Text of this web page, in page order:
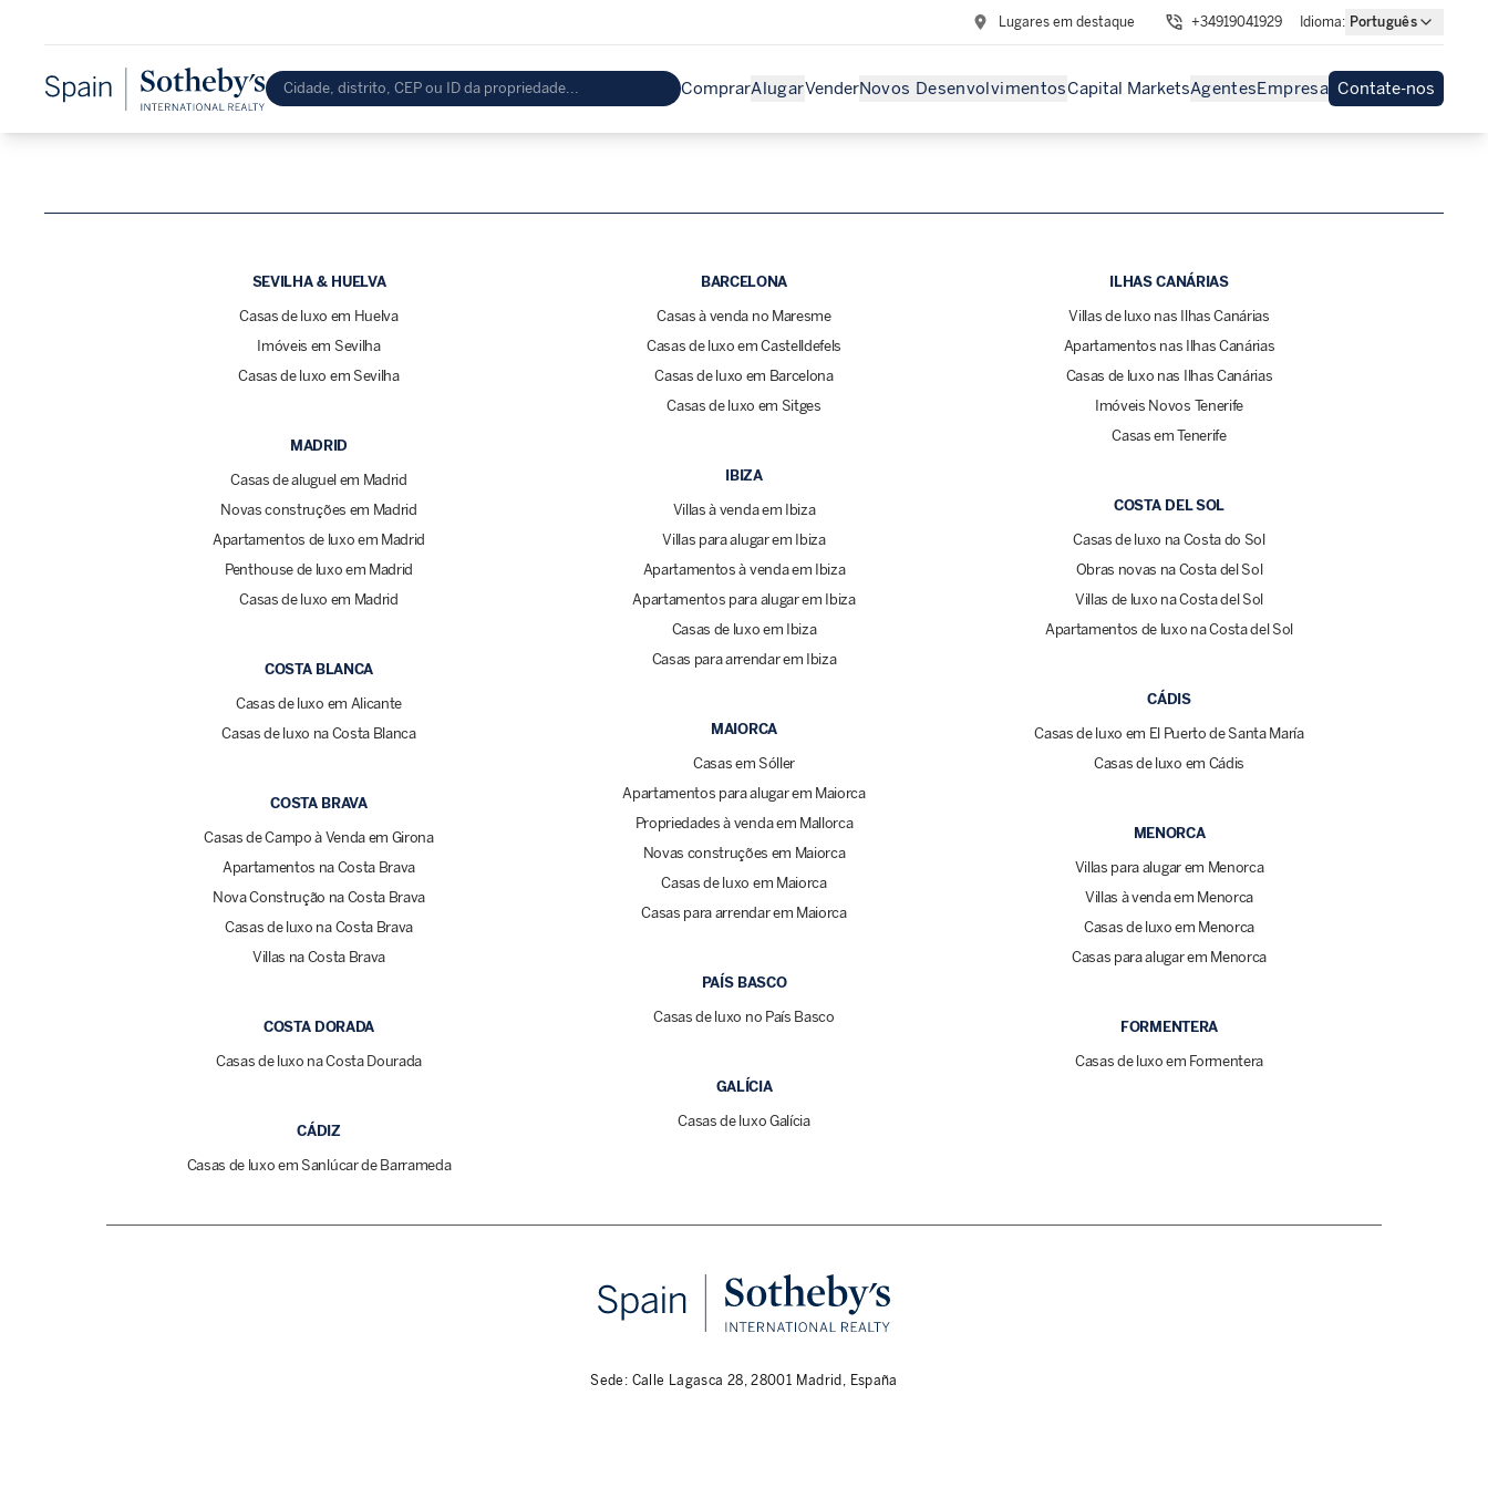
Lugares em destaque +34919041929 Idioma: Português
ComprarAlugarVenderNovos DesenvolvimentosCapital MarketsAgentesEmpresa Contate-nos
SEVILHA & HUELVA
Casas de luxo em Huelva
Imóveis em Sevilha
Casas de luxo em Sevilha
MADRID
Casas de aluguel em Madrid
Novas construções em Madrid
Apartamentos de luxo em Madrid
Penthouse de luxo em Madrid
Casas de luxo em Madrid
COSTA BLANCA
Casas de luxo em Alicante
Casas de luxo na Costa Blanca
COSTA BRAVA
Casas de Campo à Venda em Girona
Apartamentos na Costa Brava
Nova Construção na Costa Brava
Casas de luxo na Costa Brava
Villas na Costa Brava
COSTA DORADA
Casas de luxo na Costa Dourada
CÁDIZ
Casas de luxo em Sanlúcar de Barrameda
BARCELONA
Casas à venda no Maresme
Casas de luxo em Castelldefels
Casas de luxo em Barcelona
Casas de luxo em Sitges
IBIZA
Villas à venda em Ibiza
Villas para alugar em Ibiza
Apartamentos à venda em Ibiza
Apartamentos para alugar em Ibiza
Casas de luxo em Ibiza
Casas para arrendar em Ibiza
MAIORCA
Casas em Sóller
Apartamentos para alugar em Maiorca
Propriedades à venda em Mallorca
Novas construções em Maiorca
Casas de luxo em Maiorca
Casas para arrendar em Maiorca
PAÍS BASCO
Casas de luxo no País Basco
GALÍCIA
Casas de luxo Galícia
ILHAS CANÁRIAS
Villas de luxo nas Ilhas Canárias
Apartamentos nas Ilhas Canárias
Casas de luxo nas Ilhas Canárias
Imóveis Novos Tenerife
Casas em Tenerife
COSTA DEL SOL
Casas de luxo na Costa do Sol
Obras novas na Costa del Sol
Villas de luxo na Costa del Sol
Apartamentos de luxo na Costa del Sol
CÁDIS
Casas de luxo em El Puerto de Santa María
Casas de luxo em Cádis
MENORCA
Villas para alugar em Menorca
Villas à venda em Menorca
Casas de luxo em Menorca
Casas para alugar em Menorca
FORMENTERA
Casas de luxo em Formentera
Sede: Calle Lagasca 28, 28001 Madrid, España